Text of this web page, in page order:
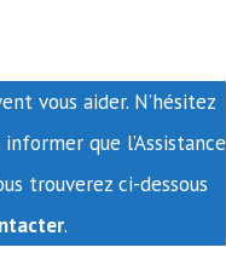
vous aider. N’hésitez
que l’Assistance
trouverez ci-dessous
.